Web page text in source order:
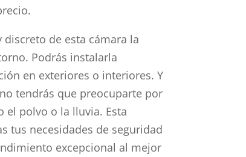
de esta cámara la
Podrás instalarla
en exteriores o interiores. Y
tendrás que preocuparte por
el polvo o la lluvia. Esta
tus necesidades de seguridad
excepcional al mejor